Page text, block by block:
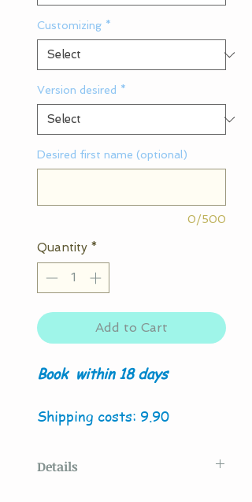
Customizing *
Version desired *
Desired first name (optional)
0/500
Quantity *
Add to Cart
Book within 18 days
Shipping costs: 9.90
Details